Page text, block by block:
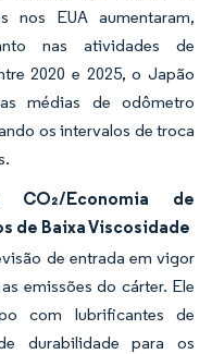
nos EUA aumentaram,
nas atividades de
2020 e 2025, o Japão
médias de odômetro
os intervalos de troca
Economia de
de Baixa Viscosidade
de entrada em vigor
emissões do cárter. Ele
com lubrificantes de
durabilidade para os